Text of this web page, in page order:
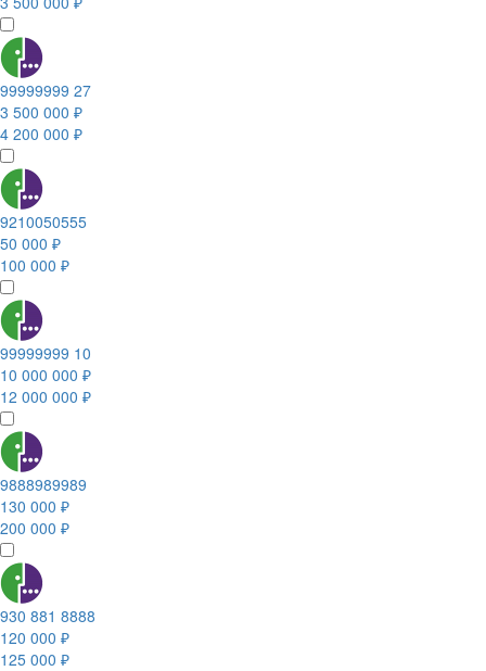
99999999 27
3 500 000 ₽
4 200 000 ₽
9210050555
50 000 ₽
100 000 ₽
99999999 10
10 000 000 ₽
12 000 000 ₽
9888989989
130 000 ₽
200 000 ₽
930 881 8888
120 000 ₽
125 000 ₽